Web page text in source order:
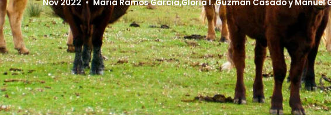
Nov 2022 María Ramos García,Gloria I. Guzmán Casadoy Manuel